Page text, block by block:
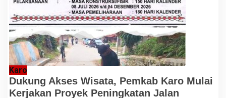
Karo
Dukung Akses Wisata, Pemkab Karo Mulai
Kerjakan Proyek Peningkatan Jalan